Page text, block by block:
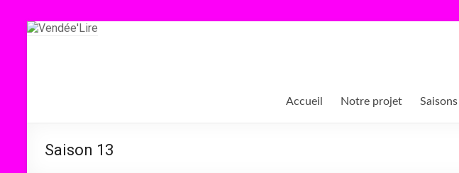
Aller
des
collégiens
Accueil Notre projet
Saison 13